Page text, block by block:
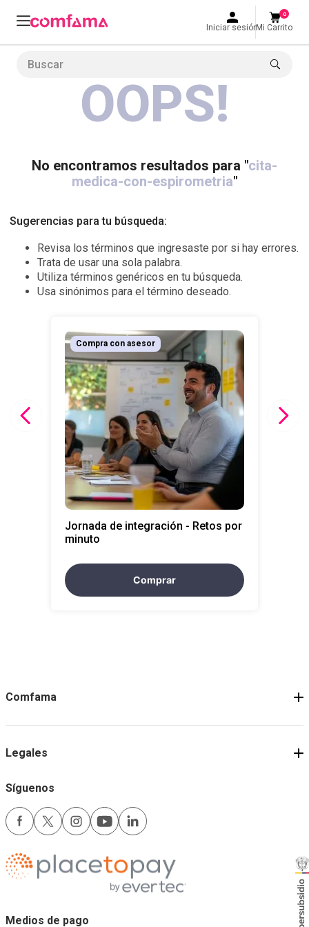
Iniciar sesiónMi Carrito
0
OOPS!
No encontramos resultados para "cita-
medica-con-espirometria"
Sugerencias para tu búsqueda:
Revisa los términos que ingresaste por si hay errores.
Trata de usar una sola palabra.
Utiliza términos genéricos en tu búsqueda.
Usa sinónimos para el término deseado.
Jornada de integración - Retos por
minuto
Comprar
Compra con asesor
Comfama
Legales
Síguenos
Medios de pago
LO MÁS BUSCADO
smart fit
3.
cine
4.
cocina
7.
talleres creativos
8.
salon
10. retiro laboral